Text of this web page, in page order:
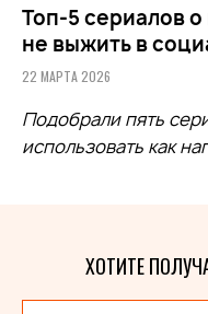
Топ-5 сериалов о
не выжить в
22 МАРТА 2026
Подобрали пять
использовать как
ХОТИТЕ